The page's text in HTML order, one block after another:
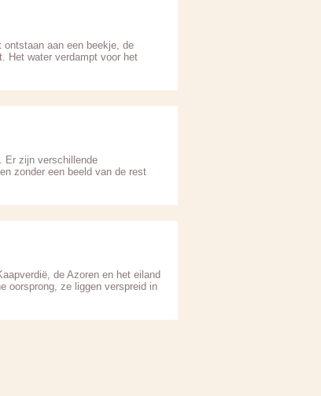
ontstaan aan een beekje, de
Het water verdampt voor het
Er zijn verschillende
zonder een beeld van de rest
de Azoren en het eiland
oorsprong, ze liggen verspreid in